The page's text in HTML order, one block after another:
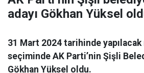
adayı Gökhan Yüksel
31 Mart 2024 tarihinde
seçiminde AK Parti’nin Şişli
Gökhan Yüksel oldu.